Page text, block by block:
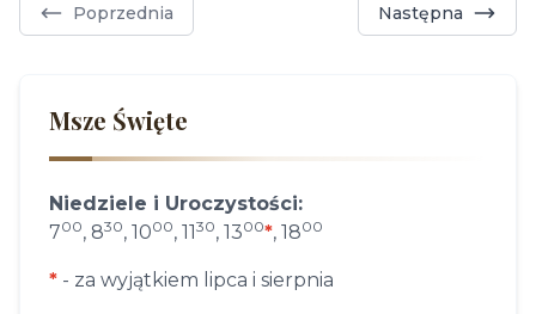
Poprzednia Następna
Msze Święte
Niedziele i Uroczystości:
700, 830, 1000, 1130, 1300*, 1800
* - za wyjątkiem lipca i sierpnia